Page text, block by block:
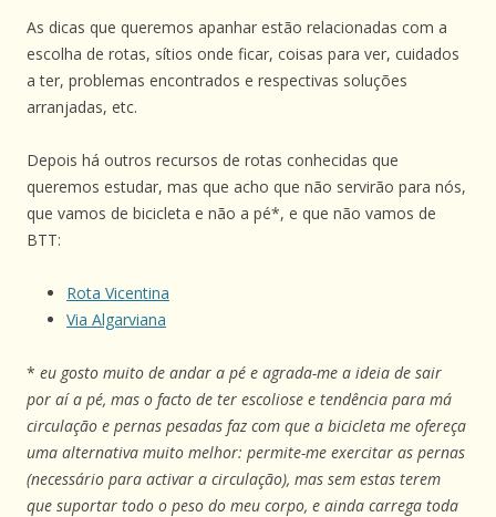
As dicas que queremos apanhar estão relacionadas com a
escolha de rotas, sítios onde ficar, coisas para ver, cuidados
a ter, problemas encontrados e respectivas soluções
arranjadas, etc.
Depois há outros recursos de rotas conhecidas que
queremos estudar, mas que acho que não servirão para nós,
que vamos de bicicleta e não a pé*, e que não vamos de
BTT:
Rota Vicentina
Via Algarviana
* eu gosto muito de andar a pé e agrada-me a ideia de sair
por aí a pé, mas o facto de ter escoliose e tendência para má
circulação e pernas pesadas faz com que a bicicleta me ofereça
uma alternativa muito melhor: permite-me exercitar as pernas
(necessário para activar a circulação), mas sem estas terem
que suportar todo o peso do meu corpo, e ainda carrega toda